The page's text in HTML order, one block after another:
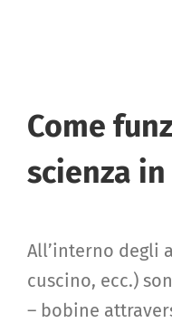
Come
scienza
All’interno degli
cuscino, ecc.)
– bobine